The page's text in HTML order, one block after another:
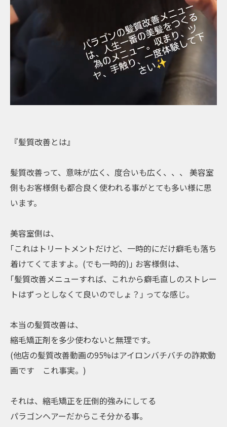
『髪質改善とは』
髪質改善って、意味が広く、度合いも広く、、、 美容室
側もお客様側も都合良く使われる事がとても多い様に思
います。
美容室側は、
｢これはトリートメントだけど、一時的にだけ癖毛も落ち
着けてくてますよ。(でも一時的)｣ お客様側は、
｢髪質改善メニューすれば、これから癖毛直しのストレー
トはずっとしなくて良いのでしょ？｣ ってな感じ。
本当の髪質改善は、
縮毛矯正剤を多少使わないと無理です。
(他店の髪質改善動画の95%はアイロンバチバチの詐欺動
画です これ事実。)
それは、縮毛矯正を圧倒的強みにしてる
パラゴンヘアーだからこそ分かる事。